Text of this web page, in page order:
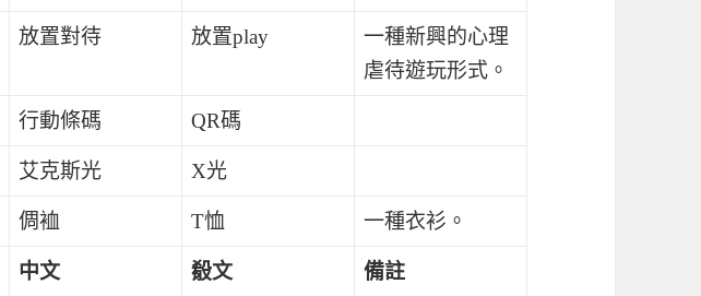
放置對待 放置play
一種新興的心理
虐待遊玩形式。
行動條碼 QR碼
艾克斯光 X光
倜裇 T恤 一種衣衫。
中文 殽文 備註